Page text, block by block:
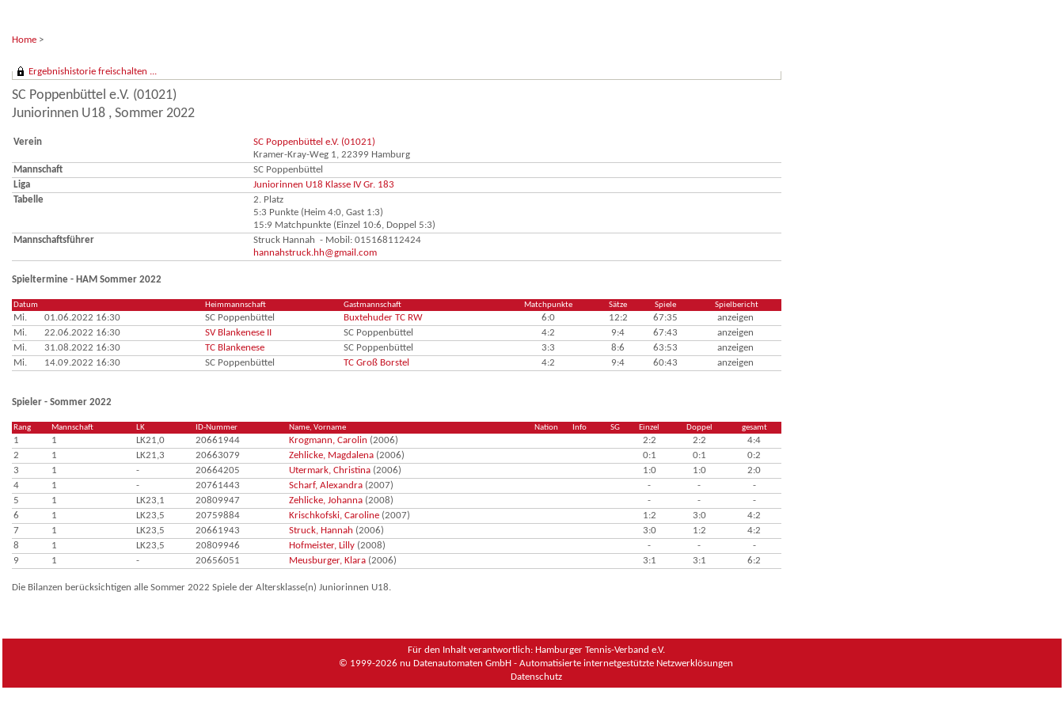
Home >
Ergebnishistorie freischalten ...
SC Poppenbüttel e.V. (01021)
Juniorinnen U18 , Sommer 2022
Verein
SC Poppenbüttel e.V. (01021)
Kramer-Kray-Weg 1, 22399 Hamburg
Mannschaft
SC Poppenbüttel
Liga
Juniorinnen U18 Klasse IV Gr. 183
Tabelle
2. Platz
5:3 Punkte (Heim 4:0, Gast 1:3)
15:9 Matchpunkte (Einzel 10:6, Doppel 5:3)
Mannschaftsführer
Struck Hannah - Mobil: 015168112424
hannahstruck.hh@gmail.com
Spieltermine - HAM Sommer 2022
Datum Heimmannschaft Gastmannschaft Matchpunkte Sätze Spiele Spielbericht
Mi. 01.06.2022 16:30 SC Poppenbüttel Buxtehuder TC RW 6:0 12:2 67:35
anzeigen
Mi.
22.06.2022 16:30 SV Blankenese II SC Poppenbüttel 4:2 9:4 67:43
anzeigen
Mi.
31.08.2022 16:30 TC Blankenese SC Poppenbüttel 3:3 8:6 63:53
anzeigen
Mi.
14.09.2022 16:30 SC Poppenbüttel TC Groß Borstel 4:2 9:4 60:43 anzeigen
Spieler - Sommer 2022
Rang Mannschaft LK ID-Nummer Name, Vorname Nation Info SG Einzel Doppel gesamt
1 1 LK21,0 20661944 Krogmann, Carolin (2006) 2:2 2:2
4:4
2
1 LK21,3 20663079 Zehlicke, Magdalena (2006) 0:1 0:1
0:2
3
1 - 20664205 Utermark, Christina (2006) 1:0 1:0
2:0
4
1 - 20761443 Scharf, Alexandra (2007) - -
-
5
1 LK23,1 20809947 Zehlicke, Johanna (2008) - -
-
6
1 LK23,5 20759884 Krischkofski, Caroline (2007) 1:2 3:0
4:2
7
1 LK23,5 20661943 Struck, Hannah (2006) 3:0 1:2
4:2
8
1 LK23,5 20809946 Hofmeister, Lilly (2008) - -
-
9
1 - 20656051 Meusburger, Klara (2006) 3:1 3:1 6:2
Die Bilanzen berücksichtigen alle Sommer 2022 Spiele der Altersklasse(n) Juniorinnen U18.
Für den Inhalt verantwortlich: Hamburger Tennis-Verband e.V.
© 1999-2026 nu Datenautomaten GmbH - Automatisierte internetgestützte Netzwerklösungen
Datenschutz